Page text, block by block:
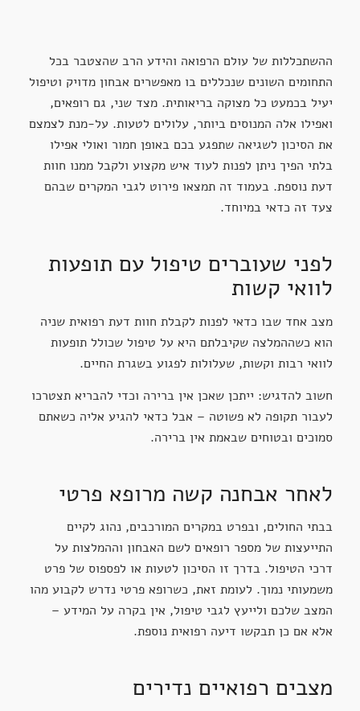
ההשתכללות של עולם הרפואה והידע הרב שהצטבר בכל
התחומים השונים שנכללים בו מאפשרים אבחון מדויק וטיפול
יעיל בכמעט כל מצוקה בריאותית. מצד שני, גם רופאים,
ואפילו אלה המנוסים ביותר, עלולים לטעות. על-מנת לצמצם
את הסיכון לשגיאה שתפגע בכם באופן חמור ואולי אפילו
בלתי הפיך ניתן לפנות לעוד איש מקצוע ולקבל ממנו חוות
דעת נוספת. בעמוד זה תמצאו פירוט לגבי המקרים שבהם
צעד זה כדאי במיוחד.
לפני שעוברים טיפול עם תופעות
לוואי קשות
מצב אחד שבו כדאי לפנות לקבלת חוות דעת רפואית שניה
הוא כשההמלצה שקיבלתם היא על טיפול שכולל תופעות
לוואי רבות וקשות, שעלולות לפגוע בשגרת החיים.
חשוב להדגיש: ייתכן שאכן אין ברירה וכדי להבריא תצטרכו
לעבור תקופה לא פשוטה – אבל כדאי להגיע אליה כשאתם
סמוכים ובטוחים שבאמת אין ברירה.
לאחר אבחנה קשה מרופא פרטי
בבתי החולים, ובפרט במקרים המורכבים, נהוג לקיים
התייעצות של מספר רופאים לשם האבחון וההמלצות על
דרכי הטיפול. בדרך זו הסיכון לטעות או לפספוס של פרט
משמעותי נמוך. לעומת זאת, כשרופא פרטי נדרש לקבוע מהו
המצב שלכם ולייעץ לגבי טיפול, אין בקרה על המידע –
אלא אם כן תבקשו דיעה רפואית נוספת.
מצבים רפואיים נדירים